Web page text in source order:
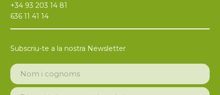
+34 93 203 14 81
636 11 41 14
Subscriu-te a la nostra Newsletter